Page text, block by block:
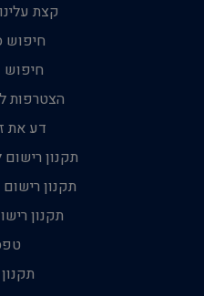
קצת
חיפוש
חיפוש
הצטרפות
דע את
תקנון
תקנון
תקנון